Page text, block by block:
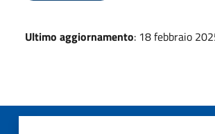
Ultimo aggiornamento: 18 febbraio